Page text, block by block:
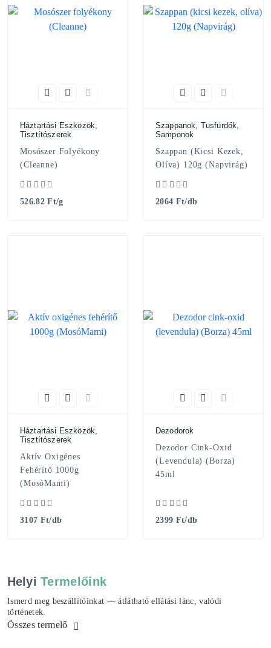
Háztartási Eszközök,
Tisztítószerek
Mosószer Folyékony
(Cleanne)
526.82 Ft/g
Szappanok, Tusfürdők,
Samponok
Szappan (kicsi Kezek,
Olíva) 120g (Napvirág)
2064 Ft/db
Háztartási Eszközök,
Tisztítószerek
Aktív Oxigénes
Fehérítő 1000g
(MosóMami)
3107 Ft/db
Dezodorok
Dezodor Cink-Oxid
(levendula) (Borza)
45ml
2399 Ft/db
Helyi Termelőink
Ismerd meg beszállítóinkat — átlátható ellátási lánc, valódi
történetek.
Összes termelő